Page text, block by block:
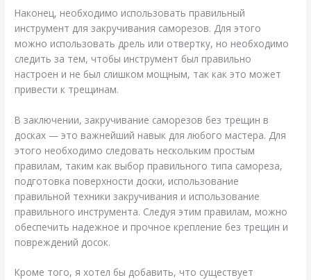
Наконец, необходимо использовать правильный
инструмент для закручивания саморезов. Для этого
можно использовать дрель или отвертку, но необходимо
следить за тем, чтобы инструмент был правильно
настроен и не был слишком мощным, так как это может
привести к трещинам.
В заключении, закручивание саморезов без трещин в
досках — это важнейший навык для любого мастера. Для
этого необходимо следовать нескольким простым
правилам, таким как выбор правильного типа самореза,
подготовка поверхности доски, использование
правильной техники закручивания и использование
правильного инструмента. Следуя этим правилам, можно
обеспечить надежное и прочное крепление без трещин и
повреждений досок.
Кроме того, я хотел бы добавить, что существует